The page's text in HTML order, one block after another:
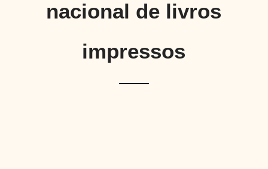
nacional de livros
impressos